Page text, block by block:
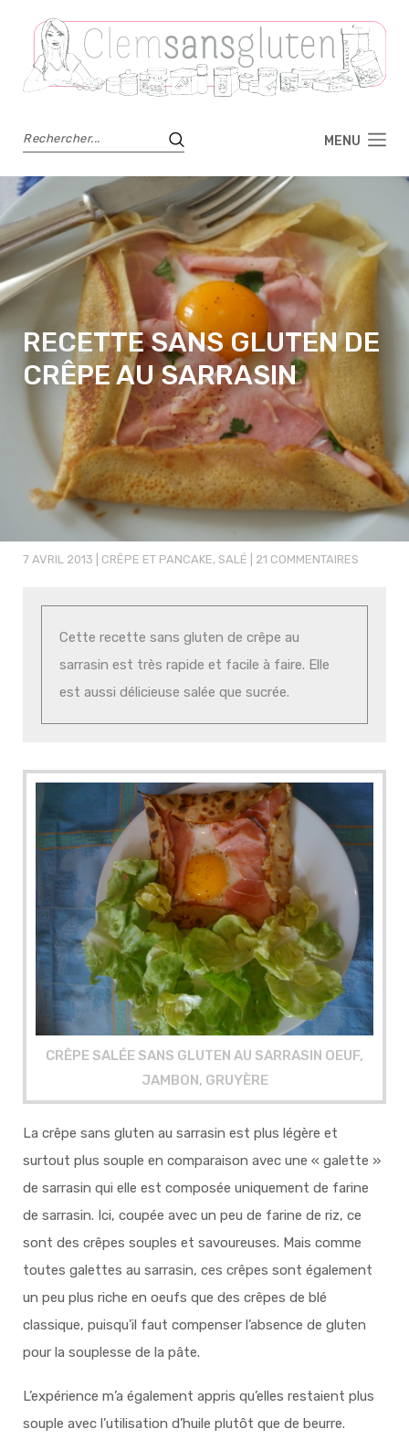
MENU
RECETTE SANS GLUTEN DE
CRÊPE AU SARRASIN
7 AVRIL 2013 CRÊPE ET PANCAKE, SALÉ 21 COMMENTAIRES
Cette recette sans gluten de crêpe au
sarrasin est très rapide et facile à faire. Elle
est aussi délicieuse salée que sucrée.
CRÊPE SALÉE SANS GLUTEN AU SARRASIN OEUF,
JAMBON, GRUYÈRE
La crêpe sans gluten au sarrasin est plus légère et
surtout plus souple en comparaison avec une « galette »
de sarrasin qui elle est composée uniquement de farine
de sarrasin. Ici, coupée avec un peu de farine de riz, ce
sont des crêpes souples et savoureuses. Mais comme
toutes galettes au sarrasin, ces crêpes sont également
un peu plus riche en oeufs que des crêpes de blé
classique, puisqu’il faut compenser l’absence de gluten
pour la souplesse de la pâte.
L’expérience m’a également appris qu’elles restaient plus
souple avec l’utilisation d’huile plutôt que de beurre.